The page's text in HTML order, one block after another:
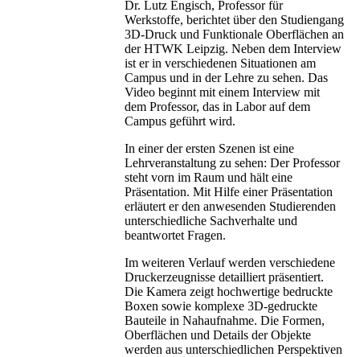
Dr. Lutz Engisch, Professor für
Werkstoffe, berichtet über den Studiengang
3D-Druck und Funktionale Oberflächen an
der HTWK Leipzig. Neben dem Interview
ist er in verschiedenen Situationen am
Campus und in der Lehre zu sehen. Das
Video beginnt mit einem Interview mit
dem Professor, das in Labor auf dem
Campus geführt wird.
In einer der ersten Szenen ist eine
Lehrveranstaltung zu sehen: Der Professor
steht vorn im Raum und hält eine
Präsentation. Mit Hilfe einer Präsentation
erläutert er den anwesenden Studierenden
unterschiedliche Sachverhalte und
beantwortet Fragen.
Im weiteren Verlauf werden verschiedene
Druckerzeugnisse detailliert präsentiert.
Die Kamera zeigt hochwertige bedruckte
Boxen sowie komplexe 3D-gedruckte
Bauteile in Nahaufnahme. Die Formen,
Oberflächen und Details der Objekte
werden aus unterschiedlichen Perspektiven